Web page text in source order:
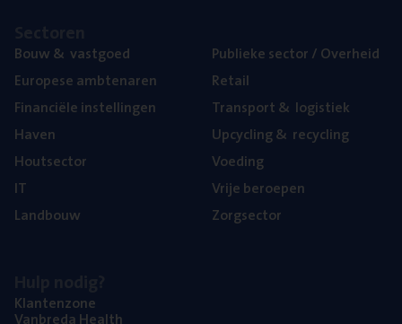
Bouw& vastgoed
Euro­pe­se ambtenaren
Finan­ci­ë­le instellingen
Haven
Hout­sec­tor
IT
Land­bouw
Publie­ke sec­tor / Overheid
Retail
Trans­port& logistiek
Upcy­cling& recycling
Voe­ding
Vrije beroe­pen
Zorg­sec­tor
Klan­ten­zo­ne
Van­b­re­da Health